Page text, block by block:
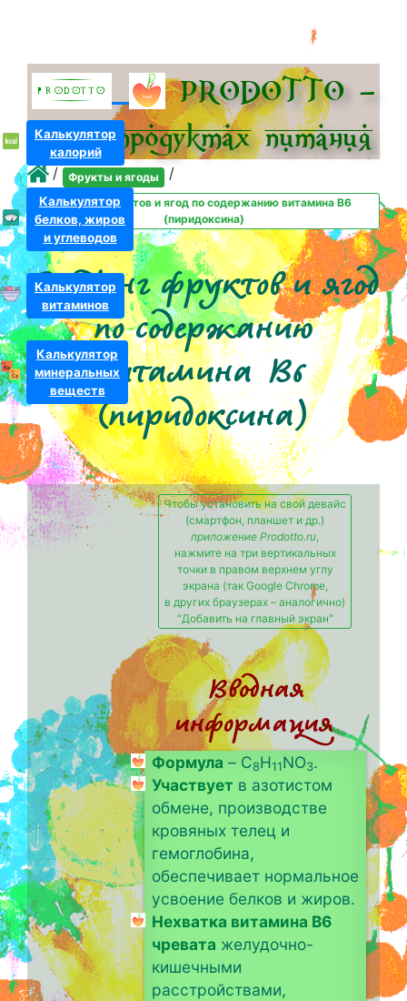
PRODOTTO –
всё о про­дуктах питания
/ Фрукты и ягоды /
Рейтинг фруктов и ягод по содержанию витамина B6
(пиридоксина)
Калькулятор
калорий
Калькулятор
белков, жиров
и углеводов
Калькулятор
витаминов
Калькулятор
минеральных
веществ
Рейтинг фруктов и ягод
по содержанию
витамина B6
(пиридоксина)
Чтобы установить на свой девайс
(смартфон, планшет и др.)
приложение Prodotto.ru,
нажмите на три вертикальных
точки в правом верхнем углу
экрана (так Google Chrome,
в других браузерах – аналогично)
"Добавить на главный экран"
Вводная
информация
Формула – C8H11NO3.
Участвует в азотистом
обмене, производстве
кровяных телец и
гемоглобина,
обеспечивает нормальное
усвоение белков и жиров.
Нехватка витамина B6
чревата желудочно-
кишечными
расстройствами,